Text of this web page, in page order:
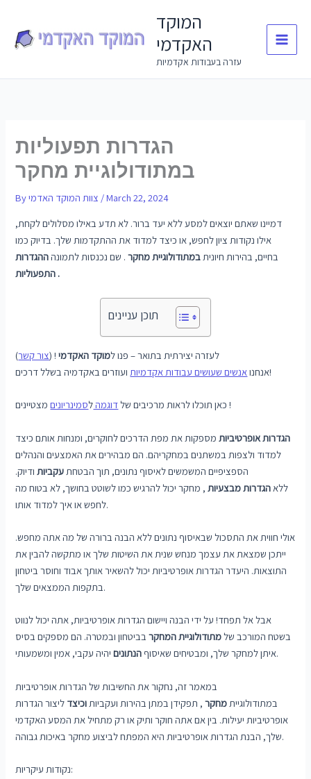
content
המוקד
האקדמי
עזרה בעבודות אקדמיות
הגדרות תפעוליות
במתודולוגיית מחקר
By /March 22, 2024
דמיינו שאתם יוצאים למסע ללא יעד ברור. לא תדע באילו מסלולים לקחת,
אילו נקודות ציון לחפש, או כיצד למדוד את ההתקדמות שלך. בדיוק כמו
בחיים, בהירות חיוניתבמתודולוגיית מחקר. שם נכנסות לתמונהההגדרות
התפעוליות .
תוכן עניינים
לעזרה יצירתית בתואר – פנו למוקד האקדמי! (צור קשר)
אנחנואנשים שעושים עבודות אקדמיות ועוזרים באקדמיה בשלל דרכים!
כאן תוכלו לראות מרכיבים שלדוגמהלסמינריונים מצטיינים !
הגדרות אופרטיביותמספקות את מפת הדרכים לחוקרים, ומנחות אותם כיצד
למדוד ולצפות במשתנים במחקריהם. הם מבהירים את האמצעים והנהלים
הספציפיים המשמשים לאיסוף נתונים, תוך הבטחת עקביותודיוק.
ללא הגדרות מבצעיות, מחקר יכול להרגיש כמו לשוטט בחושך, לא בטוח מה
לחפש או איך למדוד אותו.
אולי חווית את התסכול שבאיסוף נתונים ללא הבנה ברורה של מה אתה מחפש.
ייתכן שמצאת את עצמך מנחש שנית את השיטות שלך או מתקשה להבין את
התוצאות. היעדר הגדרות אופרטיביות יכול להשאיר אותך אבוד וחוסר ביטחון
בתקפות הממצאים שלך.
אבל אל תפחד! על ידי הבנה ויישום הגדרות אופרטיביות, אתה יכול לנווט
בשטח המורכב שלמתודולוגיית המחקרבביטחון ובמטרה. הם מספקים בסיס
איתן למחקר שלך, ומבטיחים שאיסוף הנתונים יהיה עקבי, אמין ומשמעותי.
במאמר זה, נחקור את החשיבות של הגדרות אופרטיביות
במתודולוגיית מחקר, תפקידן במתן בהירות ועקביות וכיצד ליצור הגדרות
אופרטיביות יעילות. בין אם אתה חוקר ותיק או רק מתחיל את המסע האקדמי
שלך, הבנת הגדרות אופרטיביות היא המפתח לביצוע מחקר באיכות גבוהה.
נקודות עיקריות: